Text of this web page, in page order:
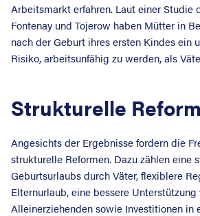
Arbeitsmarkt erfahren. Laut einer Studie
Fontenay und Tojerow haben Mütter in
nach der Geburt ihres ersten Kindes ein
Risiko, arbeitsunfähig zu werden, als
Strukturelle
Angesichts der Ergebnisse fordern die
strukturelle Reformen. Dazu zählen eine
Geburtsurlaubs durch Väter, flexiblere
Elternurlaub, eine bessere Unterstützung
Alleinerziehenden sowie Investitionen in